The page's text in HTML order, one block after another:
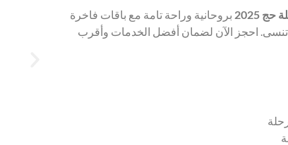
حج 2025
بروحانية وراحة تامة مع باقات فاخرة
إيمانية لا تنسى. احجز الآن لضمان أفضل الخدمات وأقرب